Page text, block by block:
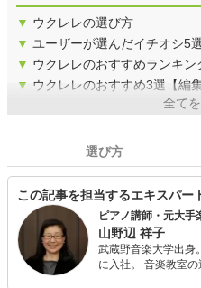
▼ ウクレレの選び方
▼ ユーザーが選んだイチオシ5
▼ ウクレレのおすすめランキン
▼ ウクレレのおすすめ3選【編
全て
選び方
この記事を担当するエキスパー
ピアノ講師・元大手
山野辺 祥子
武蔵野音楽大学出身
に入社。 音楽教室の運営や講師指導のサポート、店舗接